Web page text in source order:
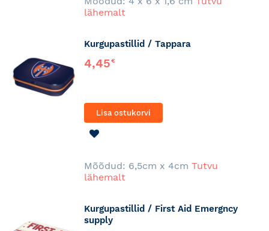
lähemalt
Kurgupastillid / Tappara
4,45€
Lisa ostukorvi
Mõõdud: 6,5cm x 4cm Tutvu
lähemalt
Kurgupastillid / First Aid Emergncy
supply